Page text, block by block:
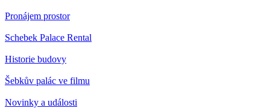
Pronájem prostor
Schebek Palace Rental
Historie budovy
Šebkův palác ve filmu
Novinky a události